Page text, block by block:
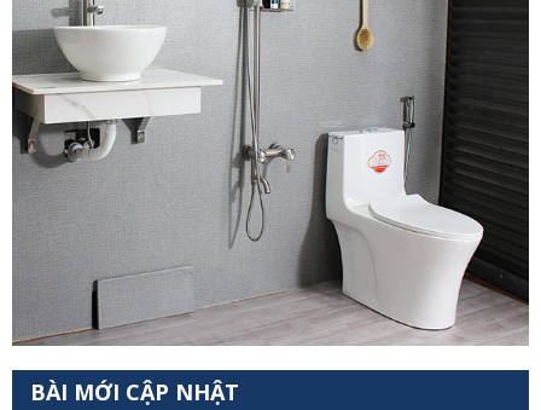
BÀI MỚI CẬP NHẬT